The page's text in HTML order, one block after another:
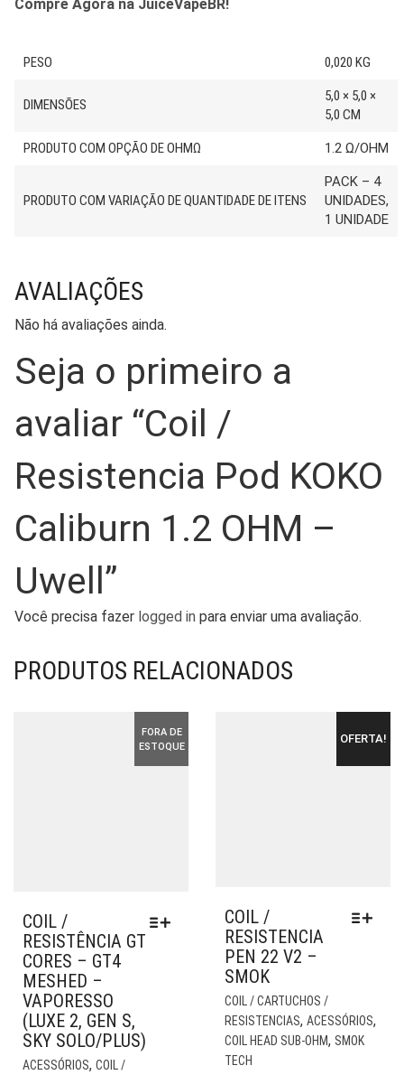
Compre Agora na JuiceVapeBR!
PESO 0,020 KG
DIMENSÕES
5,0 × 5,0 ×
5,0 CM
PRODUTO COM OPÇÃO DE OHMΩ 1.2 Ω/OHM
PRODUTO COM VARIAÇÃO DE QUANTIDADE DE ITENS
PACK – 4
UNIDADES,
1 UNIDADE
AVALIAÇÕES
Não há avaliações ainda.
Seja o primeiro a
avaliar “Coil /
Resistencia Pod KOKO
Caliburn 1.2 OHM –
Uwell”
Você precisa fazer logged in para enviar uma avaliação.
PRODUTOS RELACIONADOS
FORA DE
ESTOQUE
COIL /
RESISTÊNCIA GT
CORES – GT4
MESHED –
VAPORESSO
(LUXE 2, GEN S,
SKY SOLO/PLUS)
ACESSÓRIOS, COIL /
OFERTA!
COIL /
RESISTENCIA
PEN 22 V2 –
SMOK
COIL / CARTUCHOS /
RESISTENCIAS, ACESSÓRIOS,
COIL HEAD SUB-OHM, SMOK
TECH